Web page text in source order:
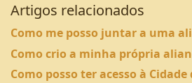
Artigos relacionados
Como me posso juntar a uma
Como crio a minha própria
Como posso ter acesso à Cidade